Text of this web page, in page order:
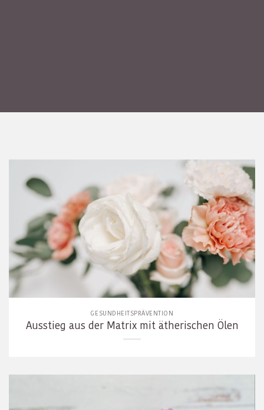
GESUNDHEITSPRÄVENTION
Ausstieg aus der Matrix mit ätherischen Ölen